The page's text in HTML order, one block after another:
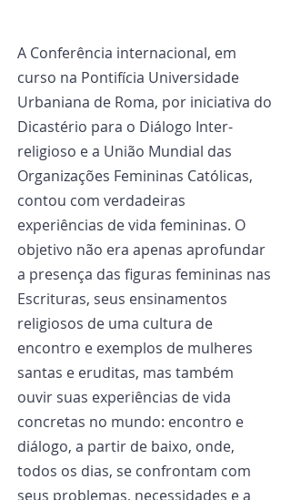
A Conferência internacional, em
curso na Pontifícia Universidade
Urbaniana de Roma, por iniciativa do
Dicastério para o Diálogo Inter-
religioso e a União Mundial das
Organizações Femininas Católicas,
contou com verdadeiras
experiências de vida femininas. O
objetivo não era apenas aprofundar
a presença das figuras femininas nas
Escrituras, seus ensinamentos
religiosos de uma cultura de
encontro e exemplos de mulheres
santas e eruditas, mas também
ouvir suas experiências de vida
concretas no mundo: encontro e
diálogo, a partir de baixo, onde,
todos os dias, se confrontam com
seus problemas, necessidades e a